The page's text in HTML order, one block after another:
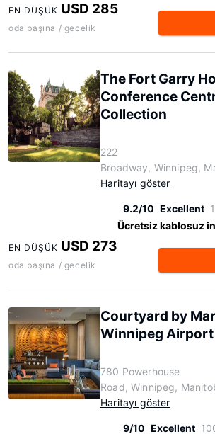
EN DÜŞÜK USD 285
oda başına / gecelik
The Fort Garry
Conference
Collection
222
Broadway, Winnipeg,
Haritayı göster
9.2/10 Excellent
Ücretsiz kablosuz
EN DÜŞÜK USD 273
oda başına / gecelik
Courtyard by
Winnipeg Airport
780 Powerhouse
Road, Winnipeg,
Haritayı göster
9/10 Excellent